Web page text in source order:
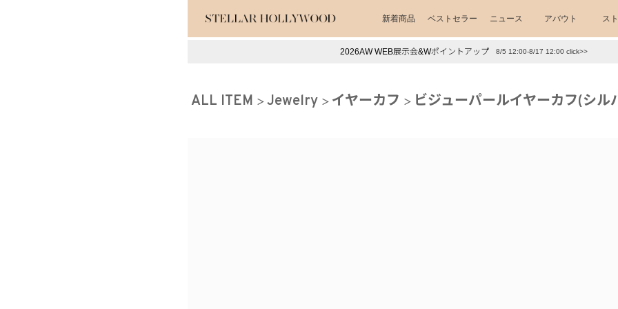
新着商品 ベストセラー ニュース アバウト ス
#スタッフイチ押し（通勤パールアクセ） ＃写真映えアクセ
2026AW WEB展示会&Wポイントアップ 8/5 12:00-8/17 12:00 click>>
ALL ITEM Jewelry イヤーカフ ビジューパールイヤーカフ(シル